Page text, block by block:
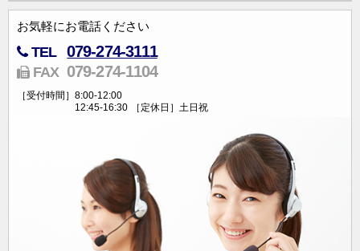
お気軽にお電話ください
TEL 079-274-3111
FAX 079-274-1104
［受付時間］ 8:00-12:00
12:45-16:30
［定休日］ 土日祝